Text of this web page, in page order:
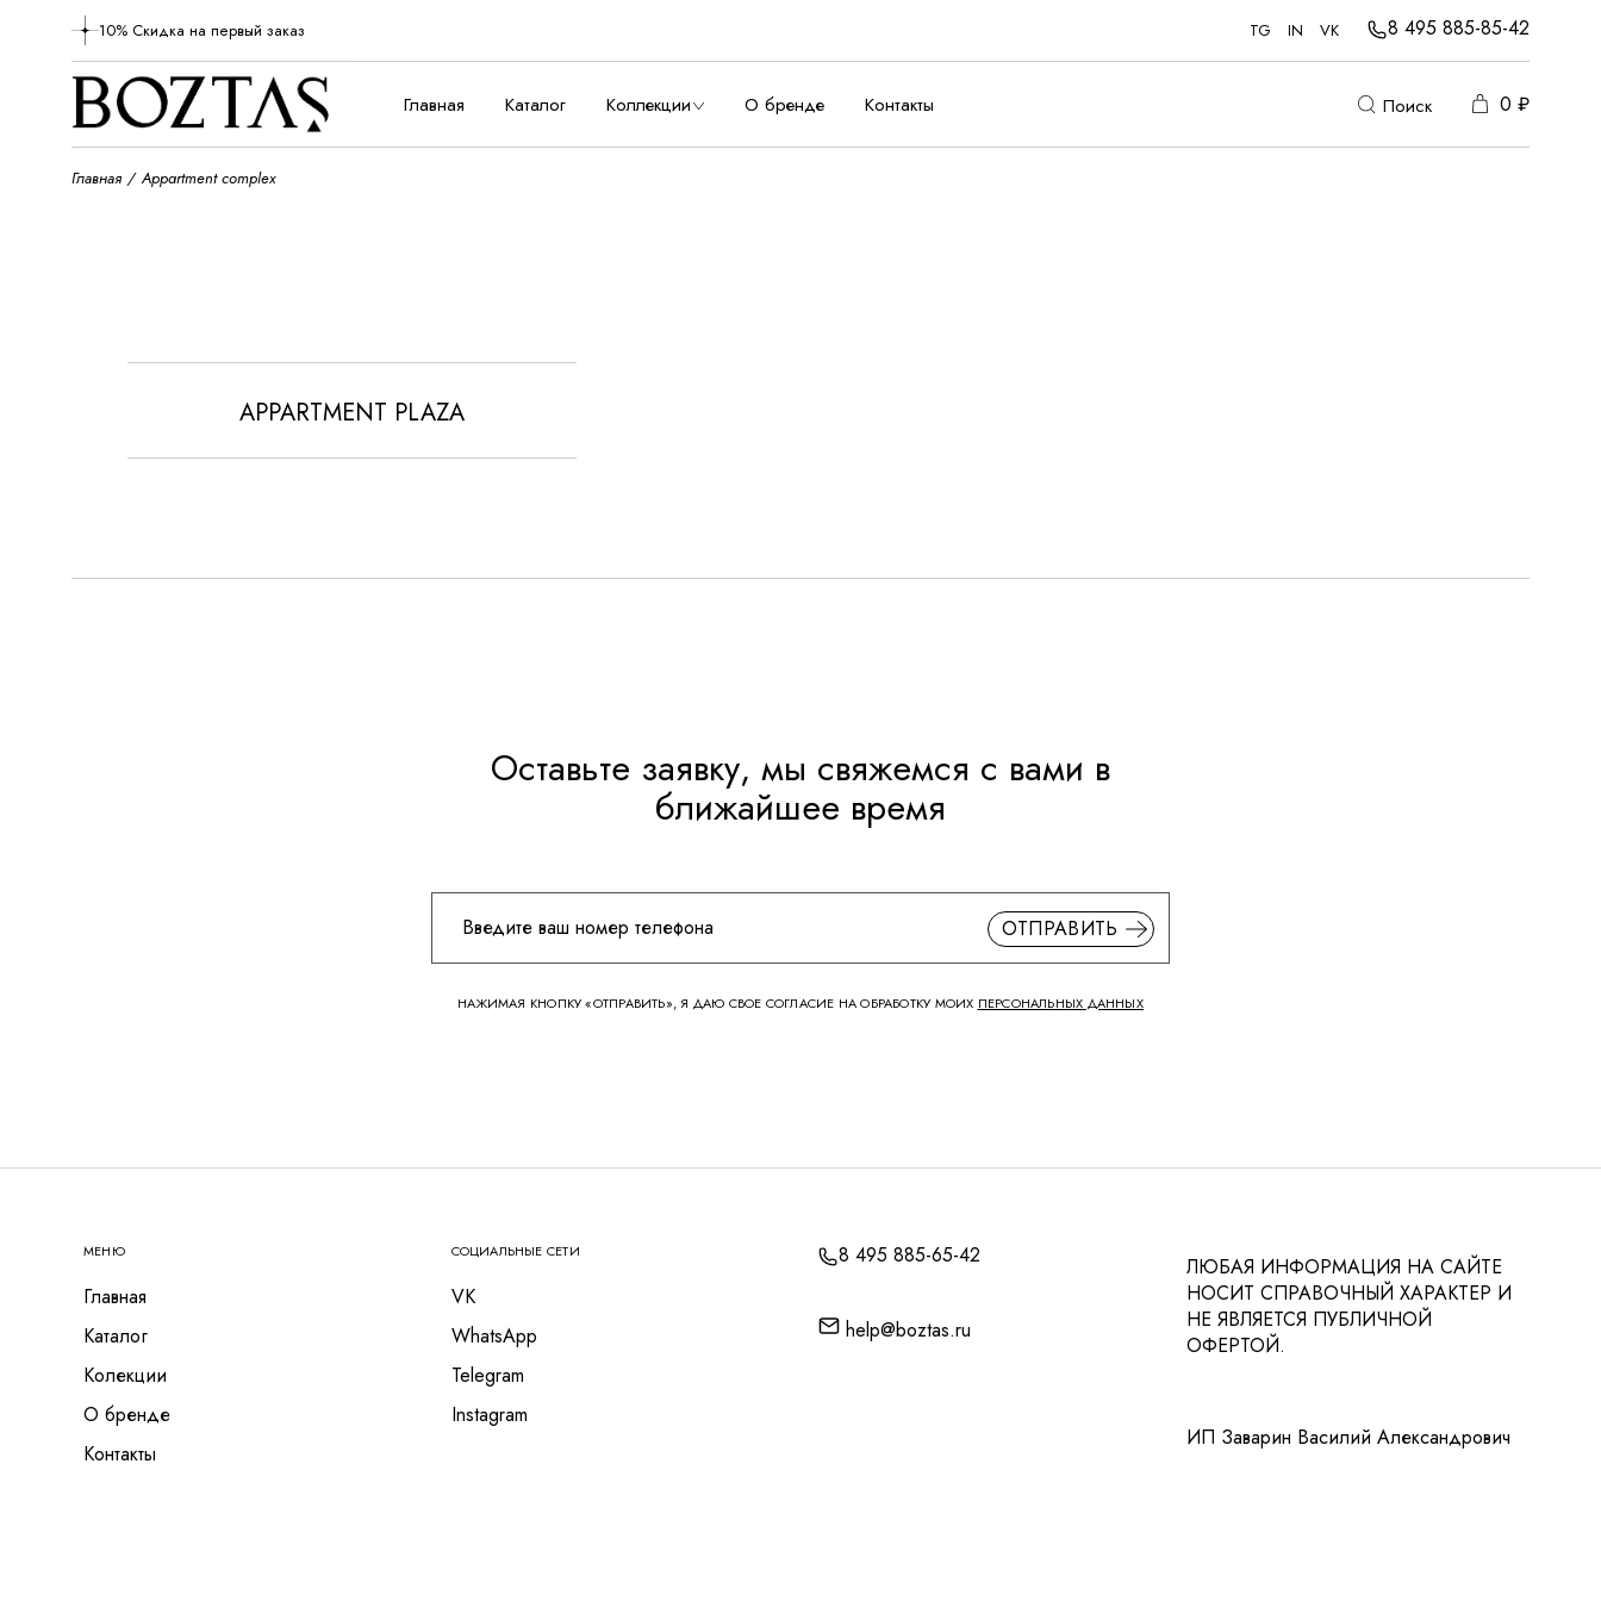
10% Скидка на первый заказ TG IN VK 8 495 885-85-42
Главная Каталог Коллекции О бренде Контакты Поиск 0 ₽
Главная Appartment complex
APPARTMENT PLAZA
Оставьте заявку, мы свяжемся с вами в
ближайшее время
ОТПРАВИТЬ
НАЖИМАЯ КНОПКУ «ОТПРАВИТЬ», Я ДАЮ СВОЕ СОГЛАСИЕ НА ОБРАБОТКУ МОИХ ПЕРСОНАЛЬНЫХ ДАННЫХ
МЕНЮ
Главная
Каталог
Колекции
О бренде
Контакты
СОЦИАЛЬНЫЕ СЕТИ
VK
WhatsApp
Telegram
Instagram
8 495 885-65-42
help@boztas.ru
ЛЮБАЯ ИНФОРМАЦИЯ НА САЙТЕ
НОСИТ СПРАВОЧНЫЙ ХАРАКТЕР И
НЕ ЯВЛЯЕТСЯ ПУБЛИЧНОЙ
ОФЕРТОЙ.
ИП Заварин Василий Александрович